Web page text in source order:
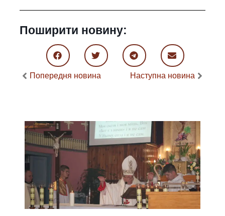
Поширити новину:
Попередня новина Наступна новина